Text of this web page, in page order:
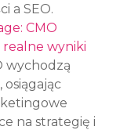
a SEO.
CMO
realne wyniki
wychodzą
osiągając
na strategię i